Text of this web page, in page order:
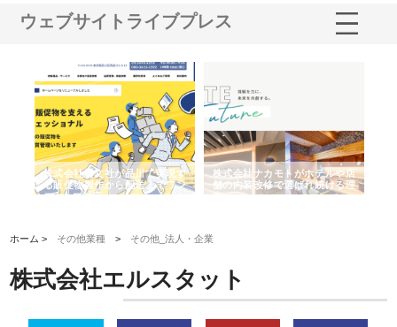
ウェブサイトライブプレス
株式会社耕文社が品川で実現す
る販促物製作から配送までワン
ストップ対応
株式会社ナカモトがホテルや店
舗の内装改修で選ばれ続ける理
由
ホーム > その他業種 > その他_法人・企業
株式会社エルスタット